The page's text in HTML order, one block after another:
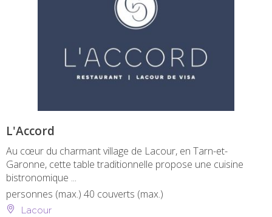
L'Accord
Au cœur du charmant village de Lacour, en Tarn-et-
Garonne, cette table traditionnelle propose une cuisine
bistronomique ...
personnes (max.) 40 couverts (max.)
Lacour